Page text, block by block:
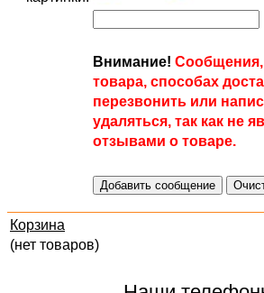
Внимание! Сообщения,
товара, способах
перезвонить или
удаляться, так как не
отзывами о товаре.
Корзина
(нет товаров)